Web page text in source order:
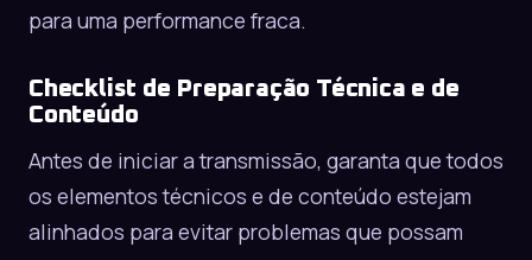
para uma performance fraca.
Checklist de Preparação Técnica e de
Conteúdo
Antes de iniciar a transmissão, garanta que todos
os elementos técnicos e de conteúdo estejam
alinhados para evitar problemas que possam